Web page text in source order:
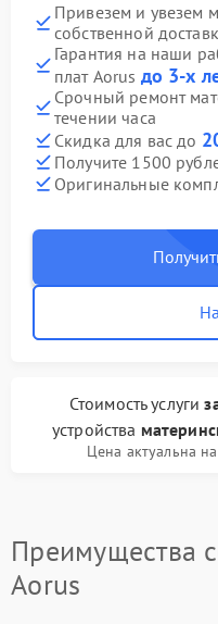
Привезем и увезем
собственной
Гарантия на наши
плат Aorus до 3-х
Срочный ремонт
течении часа
Скидка для вас до
Получите 1500
Оригинальные
Стоимость услуги
устройства
Цена актуальна
Преимущества
Aorus